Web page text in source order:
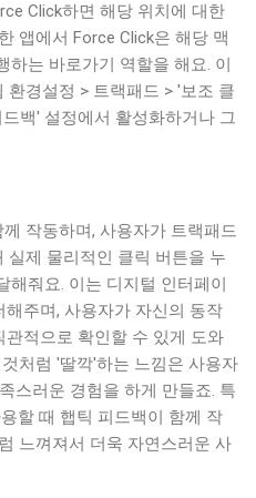
Click하면 해당 위치에 대한
앱에서 Force Click은 해당 맥
는 바로가기 역할을 해요. 이
환경설정 > 트랙패드 > '보조 클
백' 설정에서 활성화하거나 그
작동하며, 사용자가 트랙패드
실제 물리적인 클릭 버튼을 누
줘요. 이는 디지털 인터페이
주며, 사용자가 자신의 동작
적으로 확인할 수 있게 도와
처럼 '딸깍'하는 느낌은 사용자
스러운 경험을 하게 만들죠. 특
할 때 햅틱 피드백이 함께 작
느껴져서 더욱 자연스러운 사